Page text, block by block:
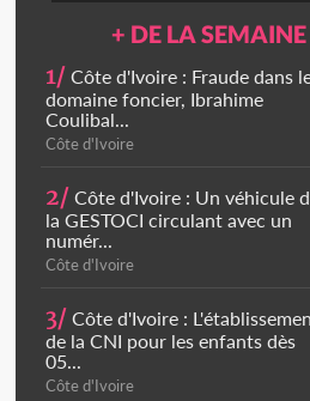
+ DE LA
1/ Côte d'Ivoire : Fraude dans
domaine foncier, Ibrahime
Coulibal...
Côte d'Ivoire
2/ Côte d'Ivoire : Un véhicule
la GESTOCI circulant avec un
numér...
Côte d'Ivoire
3/ Côte d'Ivoire :
de la CNI pour les enfants dès
05...
Côte d'Ivoire